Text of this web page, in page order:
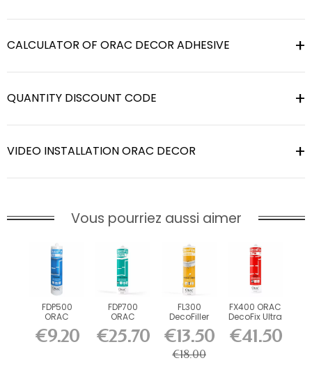
CALCULATOR OF ORAC DECOR ADHESIVE
QUANTITY DISCOUNT CODE
VIDEO INSTALLATION ORAC DECOR
Vous pourriez aussi aimer
FDP500
ORAC
DecoFix Pro
310 ml
€9.20
FDP700
ORAC
DecoFix
Power 290
ml
€25.70
FL300
DecoFiller
€13.50
€18.00
FX400 ORAC
DecoFix Ultra
€41.50